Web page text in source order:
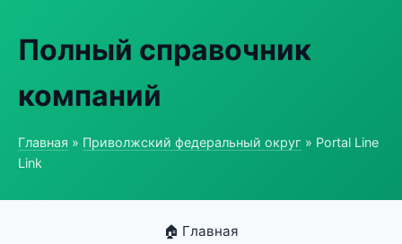
Полный справочник
компаний
Главная » Приволжский федеральный округ » Portal Line
Link
🏠 Главная